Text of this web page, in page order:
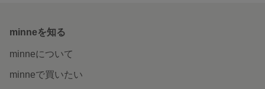
minneを知る
minneについて
minneで買いたい